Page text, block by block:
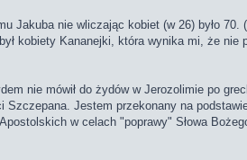
Jakuba nie wliczając kobiet (w 26) było 70.
kobiety Kananejki, która wynika mi, że nie
nie mówił do żydów w Jerozolimie po
Jestem przekonany na
w celach "poprawy" Słowa